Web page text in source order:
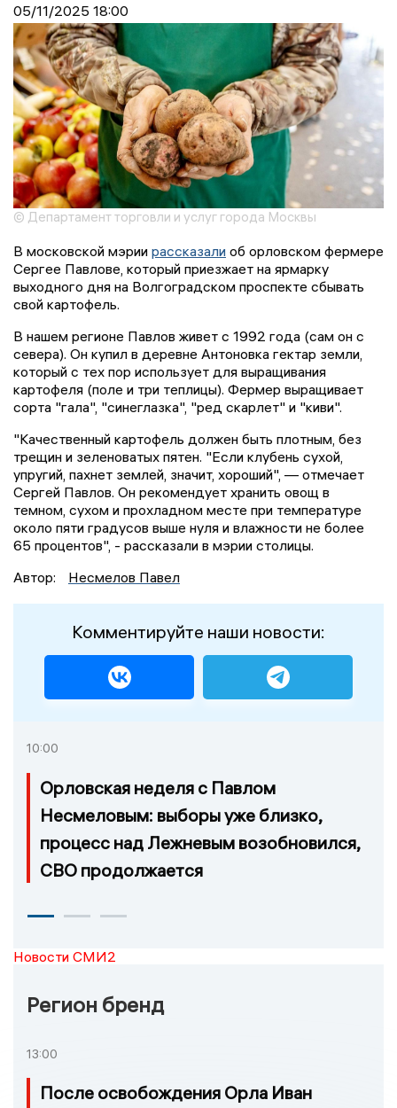
05/11/2025 18:00
© Департамент торговли и услуг города Москвы
В московской мэрии рассказали об орловском фермере
Сергее Павлове, который приезжает на ярмарку
выходного дня на Волгоградском проспекте сбывать
свой картофель.
В нашем регионе Павлов живет с 1992 года (сам он с
севера). Он купил в деревне Антоновка гектар земли,
который с тех пор использует для выращивания
картофеля (поле и три теплицы). Фермер выращивает
сорта "гала", "синеглазка", "ред скарлет" и "киви".
"Качественный картофель должен быть плотным, без
трещин и зеленоватых пятен. "Если клубень сухой,
упругий, пахнет землей, значит, хороший", — отмечает
Сергей Павлов. Он рекомендует хранить овощ в
темном, сухом и прохладном месте при температуре
около пяти градусов выше нуля и влажности не более
65 процентов", - рассказали в мэрии столицы.
Автор:
Несмелов Павел
Комментируйте наши новости:
10:00
Орловская неделя с Павлом
Несмеловым: выборы уже близко,
процесс над Лежневым возобновился,
СВО продолжается
Новости СМИ2
Регион бренд
13:00
После освобождения Орла Иван